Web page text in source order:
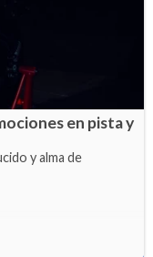
en pista y
y alma de